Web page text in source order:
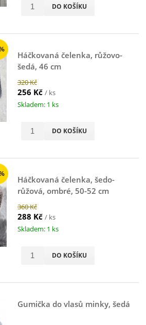
DO KOŠÍKU
Háčkovaná čelenka, růžovo-
šedá, 46 cm
320 Kč
256 Kč / ks
Skladem: 1 ks
DO KOŠÍKU
Háčkovaná čelenka, šedo-
růžová, ombré, 50-52 cm
360 Kč
288 Kč / ks
Skladem: 1 ks
DO KOŠÍKU
Gumička do vlasů minky, šedá